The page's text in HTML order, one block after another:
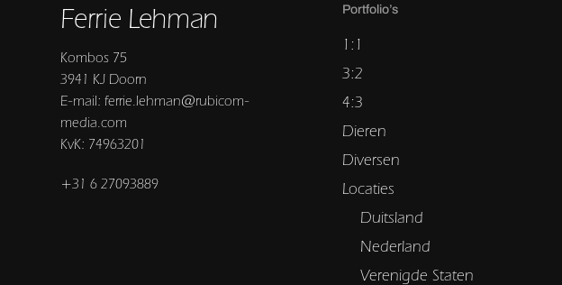
Ferrie Lehman
Kombos 75
3941 KJ Doorn
E-mail: ferrie.lehman@rubicom-
media.com
KvK: 74963201
+31 6 27093889
Portfolio’s
1:1
3:2
4:3
Dieren
Diversen
Locaties
Duitsland
Nederland
Verenigde Staten